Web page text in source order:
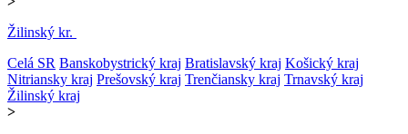
Žilinský kr.
Celá SR Banskobystrický kraj Bratislavský kraj Košický kraj
Nitriansky kraj Prešovský kraj Trenčiansky kraj Trnavský kraj
Žilinský kraj
>